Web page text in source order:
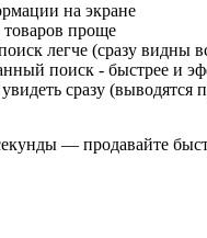
на экране
проще
легче (сразу видны
поиск - быстрее и
сразу (выводятся
— продавайте